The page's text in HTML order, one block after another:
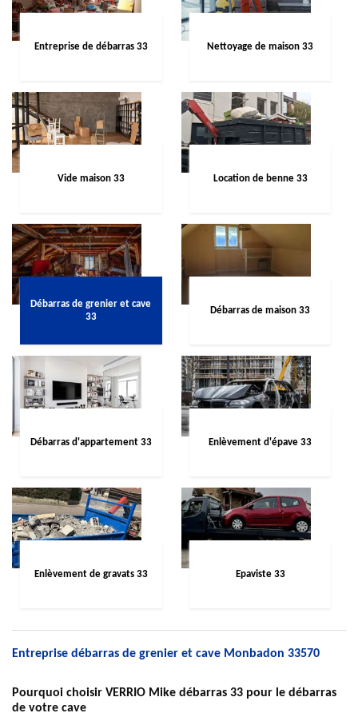
Entreprise de débarras 33 Nettoyage de maison 33
Vide maison 33 Location de benne 33
Débarras de grenier et cave
33
Débarras de maison 33
Débarras d'appartement 33 Enlèvement d'épave 33
Enlèvement de gravats 33 Epaviste 33
Entreprise débarras de grenier et cave Monbadon 33570
Pourquoi choisir VERRIO Mike débarras 33 pour le débarras
de votre cave